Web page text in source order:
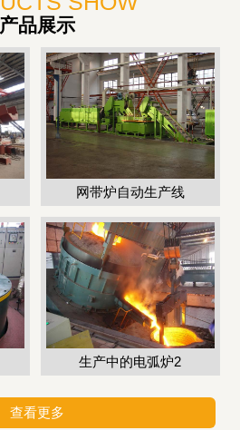
产品展示
网带炉自动生产线
生产中的电弧炉2
查看更多